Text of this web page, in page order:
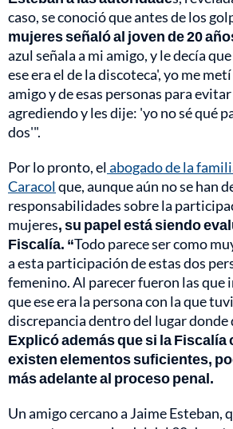
caso, se conoció que antes de los
mujeres señaló al joven de 20
azul señala a mi amigo, y le decía
ese era el de la discoteca', yo me
amigo y de esas personas para
agrediendo y les dije: 'yo no sé qué
dos'".
Por lo pronto, elabogado de la
Caracolque, aunque aún no se han
responsabilidades sobre la
mujeres, su papel está siendo
Fiscalía. “Todo parece ser como
a esta participación de estas dos
femenino. Al parecer fueron las que
que ese era la persona con la que
discrepancia dentro del lugar donde
Explicó además que si la Fiscalía
existen elementos suficientes,
más adelante al proceso penal.
Un amigo cercano a Jaime Esteban,